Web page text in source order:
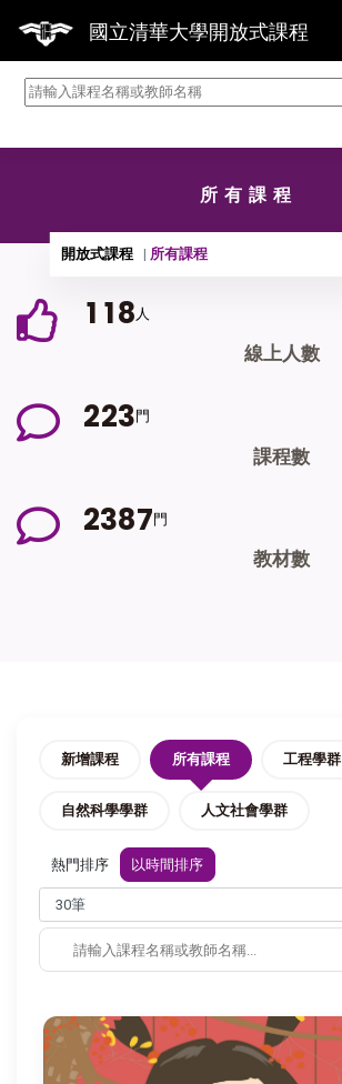
國立清華大學開放式課程
所有課程
開放式課程 所有課程
1 18 人
線上人數
223 門
課程數
2387門
教材數
新增課程 所有課程 工程學群
自然科學學群 人文社會學群
熱門排序 以時間排序